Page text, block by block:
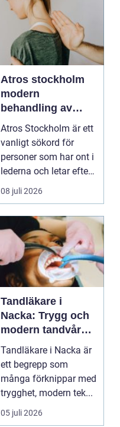
Atros stockholm
modern
behandling av
ledbesvär i
huvudstaden
Atros Stockholm är ett
vanligt sökord för
personer som har ont i
lederna och letar efter
hjälp i huv...
08 juli 2026
Tandläkare i
Nacka: Trygg och
modern tandvård
nära dig
Tandläkare i Nacka är
ett begrepp som
många förknippar med
trygghet, modern tek...
05 juli 2026